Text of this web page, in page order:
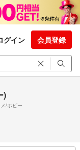
グイン 会員登録
)
/ホビー